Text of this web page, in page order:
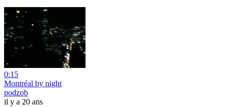
0:15
Montréal by night
podzob
il y a 20 ans